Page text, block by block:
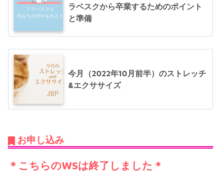
ラベスクから卒業するためのポイント
と準備
今月（2022年10月前半）のストレッチ
&エクササイズ
お申し込み
＊こちらのWSは終了しました＊